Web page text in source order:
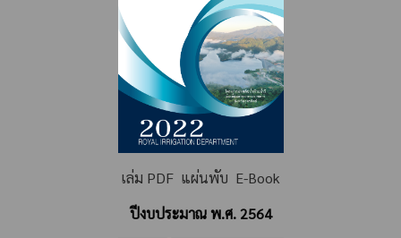
เล่ม PDF แผ่นพับ E-Book
ปีงบประมาณ พ.ศ. 2564